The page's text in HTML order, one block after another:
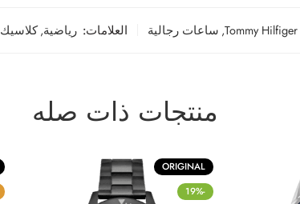
Tommy Hilfiger
, ساعات رجالية العلامات: رياضية,كلاسيك
منتجات ذات صله
ORIGINAL
-19%